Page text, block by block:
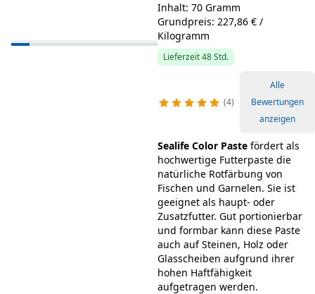
Inhalt: 70 Gramm
Grundpreis: 227,86 € /
Kilogramm
Lieferzeit 48 Std.
4
Alle
Bewertungen
anzeigen
Sealife Color Pastefördert als
hochwertige Futterpaste die
natürliche Rotfärbung von
Fischen und Garnelen. Sie ist
geeignet als haupt- oder
Zusatzfutter. Gut portionierbar
und formbar kann diese Paste
auch auf Steinen, Holz oder
Glasscheiben aufgrund ihrer
hohen Haftfähigkeit
aufgetragen werden.